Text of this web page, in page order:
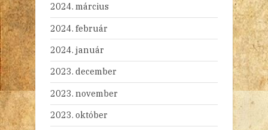
2024. március
2024. február
2024. január
2023. december
2023. november
2023. október